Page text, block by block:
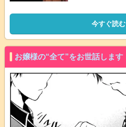
今すぐ読む
お嬢様の“全て”をお世話します